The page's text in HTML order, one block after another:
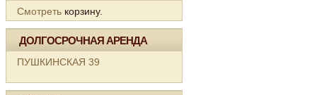
Смотреть корзину.
ДОЛГОСРОЧНАЯ АРЕНДА
ПУШКИНСКАЯ 39